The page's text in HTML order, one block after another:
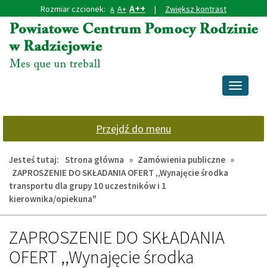
Przejdź
głównej
treści
Przejdź
wyszukiwarki
Rozmiar czcionek: A A+ A++ | Zwiększ kontrast
Przełącz
Przejdź do menu
Jesteś tutaj: Strona główna » Zamówienia publiczne »
ZAPROSZENIE DO SKŁADANIA OFERT ,,Wynajęcie środka
transportu dla grupy 10 uczestników i 1
kierownika/opiekuna"
ZAPROSZENIE DO SKŁADANIA
OFERT ,,Wynajęcie środka